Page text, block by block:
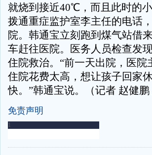
就烧到接近40℃，而且此时的
拨通重症监护室李主任的电话
院。韩通宝立刻跑到煤气站借
车赶往医院。医务人员检查发
住院救治。“前一天出院，医
住院花费太高，想让孩子回家
快。”韩通宝说。（记者 赵健鹏
免责声明
-